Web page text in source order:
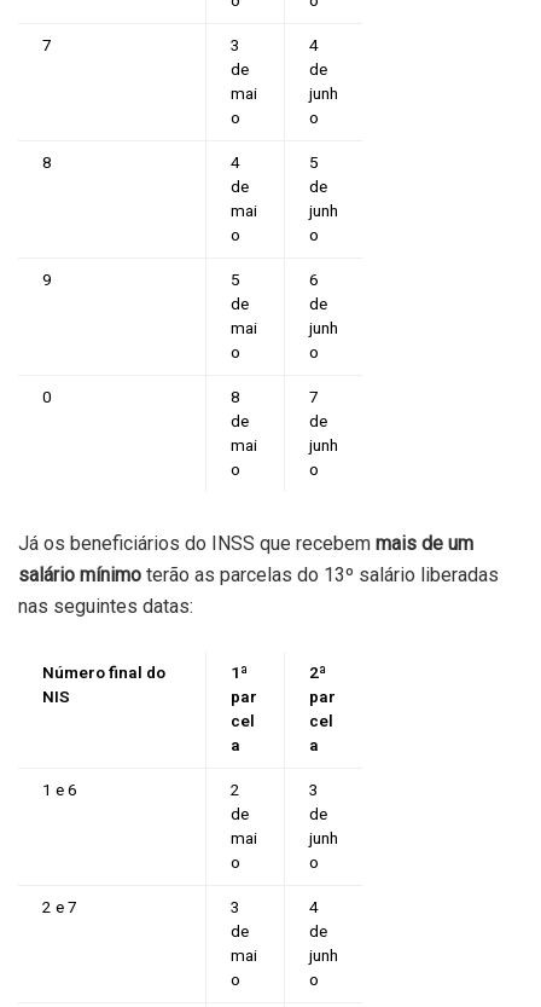
7
3
de
mai
o
4
de
junh
o
8
4
de
mai
o
5
de
junh
o
9
5
de
mai
o
6
de
junh
o
0
8
de
mai
o
7
de
junh
o
Já os beneficiários do INSS que recebem mais de um
salário mínimo terão as parcelas do 13º salário liberadas
nas seguintes datas:
Número final do
NIS
1ª
par
cel
a
2ª
par
cel
a
1 e 6
2
de
mai
o
3
de
junh
o
2 e 7
3
de
mai
o
4
de
junh
o